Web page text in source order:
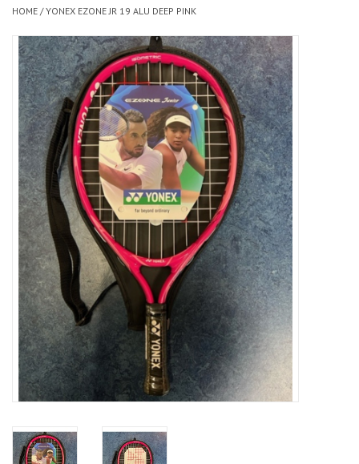
CLUBSHOPS
SCHOLEN
Afspraak Loop Analyse
Diensten
Merken
HOME /YONEX EZONE JR 19 ALU DEEP PINK